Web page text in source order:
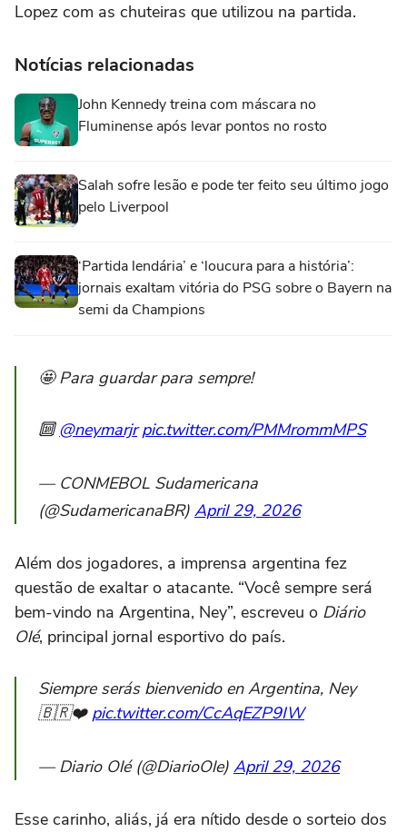
Lopez com as chuteiras que utilizou na partida.
Notícias relacionadas
John Kennedy treina com máscara no
Fluminense após levar pontos no rosto
Salah sofre lesão e pode ter feito seu último jogo
pelo Liverpool
‘Partida lendária’ e ‘loucura para a história’:
jornais exaltam vitória do PSG sobre o Bayern na
semi da Champions
🤩 Para guardar para sempre!
🔟@neymarjr pic.twitter.com/PMMrommMPS
— CONMEBOL Sudamericana
(@SudamericanaBR) April 29, 2026
Além dos jogadores, a imprensa argentina fez
questão de exaltar o atacante. “Você sempre será
bem-vindo na Argentina, Ney”, escreveu o Diário
Olé, principal jornal esportivo do país.
Siempre serás bienvenido en Argentina, Ney
🇧🇷❤️ pic.twitter.com/CcAqEZP9IW
— Diario Olé (@DiarioOle) April 29, 2026
Esse carinho, aliás, já era nítido desde o sorteio dos